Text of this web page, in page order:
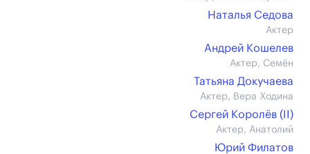
Наталья Седова
Актер
Андрей Кошелев
Актер, Семён
Татьяна Докучаева
Актер, Вера Ходина
Сергей Королёв (II)
Актер, Анатолий
Юрий Филатов